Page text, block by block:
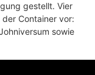
gestellt. Vier
Container vor:
sowie